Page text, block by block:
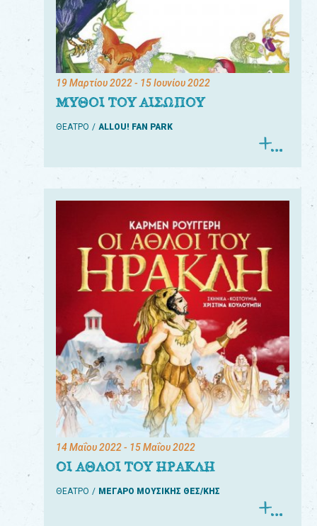
19 Μαρτίου 2022- 15 Ιουνίου 2022
ΜΥΘΟΙ ΤΟΥ ΑΙΣΩΠΟΥ
ΘΕΑΤΡΟ ALLOU! FAN PARK
14 Μαΐου 2022- 15 Μαΐου 2022
ΟΙ ΑΘΛΟΙ ΤΟΥ ΗΡΑΚΛΗ
ΘΕΑΤΡΟ ΜΕΓΑΡΟ ΜΟΥΣΙΚΗΣ ΘΕΣ/ΚΗΣ